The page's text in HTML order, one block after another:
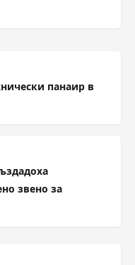
панаир в
звено за